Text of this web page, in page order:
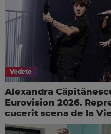
Vedete
Alexandra
Eurovision 2026.
cucerit scena de la